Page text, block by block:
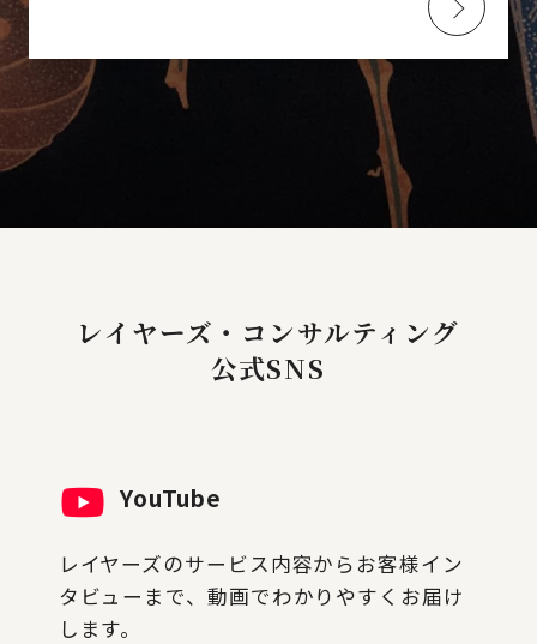
レイヤーズ・コンサルティング
公式SNS
YouTube
レイヤーズのサービス内容からお客様イン
タビューまで、動画でわかりやすくお届け
します。